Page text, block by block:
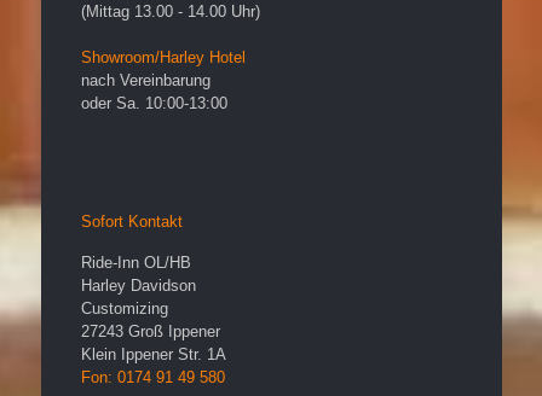
(Mittag 13.00 - 14.00 Uhr)
Showroom/Harley Hotel
nach Vereinbarung
oder Sa. 10:00-13:00
Sofort Kontakt
Ride-Inn OL/HB
Harley Davidson
Customizing
27243 Groß Ippener
Klein Ippener Str. 1A
Fon: 0174 91 49 580